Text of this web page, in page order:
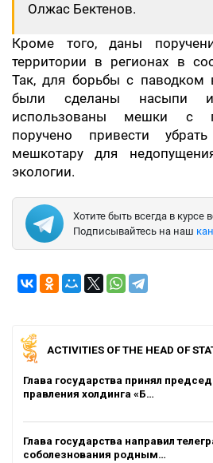
Олжас Бектенов.
Кроме того, даны
территории в регионах в
Так, для борьбы с паводком
были сделаны насыпи
использованы мешки с
поручено привести
мешкотару для
экологии.
Хотите быть всегда в курсе
Подписывайтесь на наш
ACTIVITIES OF THE HEAD OF
Глава государства принял
правления холдинга «Б…
Глава государства направил
соболезнования родным…